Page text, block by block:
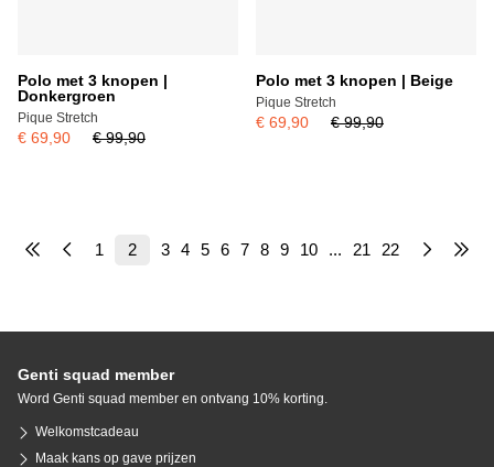
Polo met 3 knopen |
Donkergroen
Pique Stretch
€ 69,90 € 99,90
Polo met 3 knopen | Beige
Pique Stretch
€ 69,90 € 99,90
1 2 3 4 5 6 7 8 9 10 ... 21 22
Genti squad member
Word Genti squad member en ontvang 10% korting.
Welkomstcadeau
Maak kans op gave prijzen